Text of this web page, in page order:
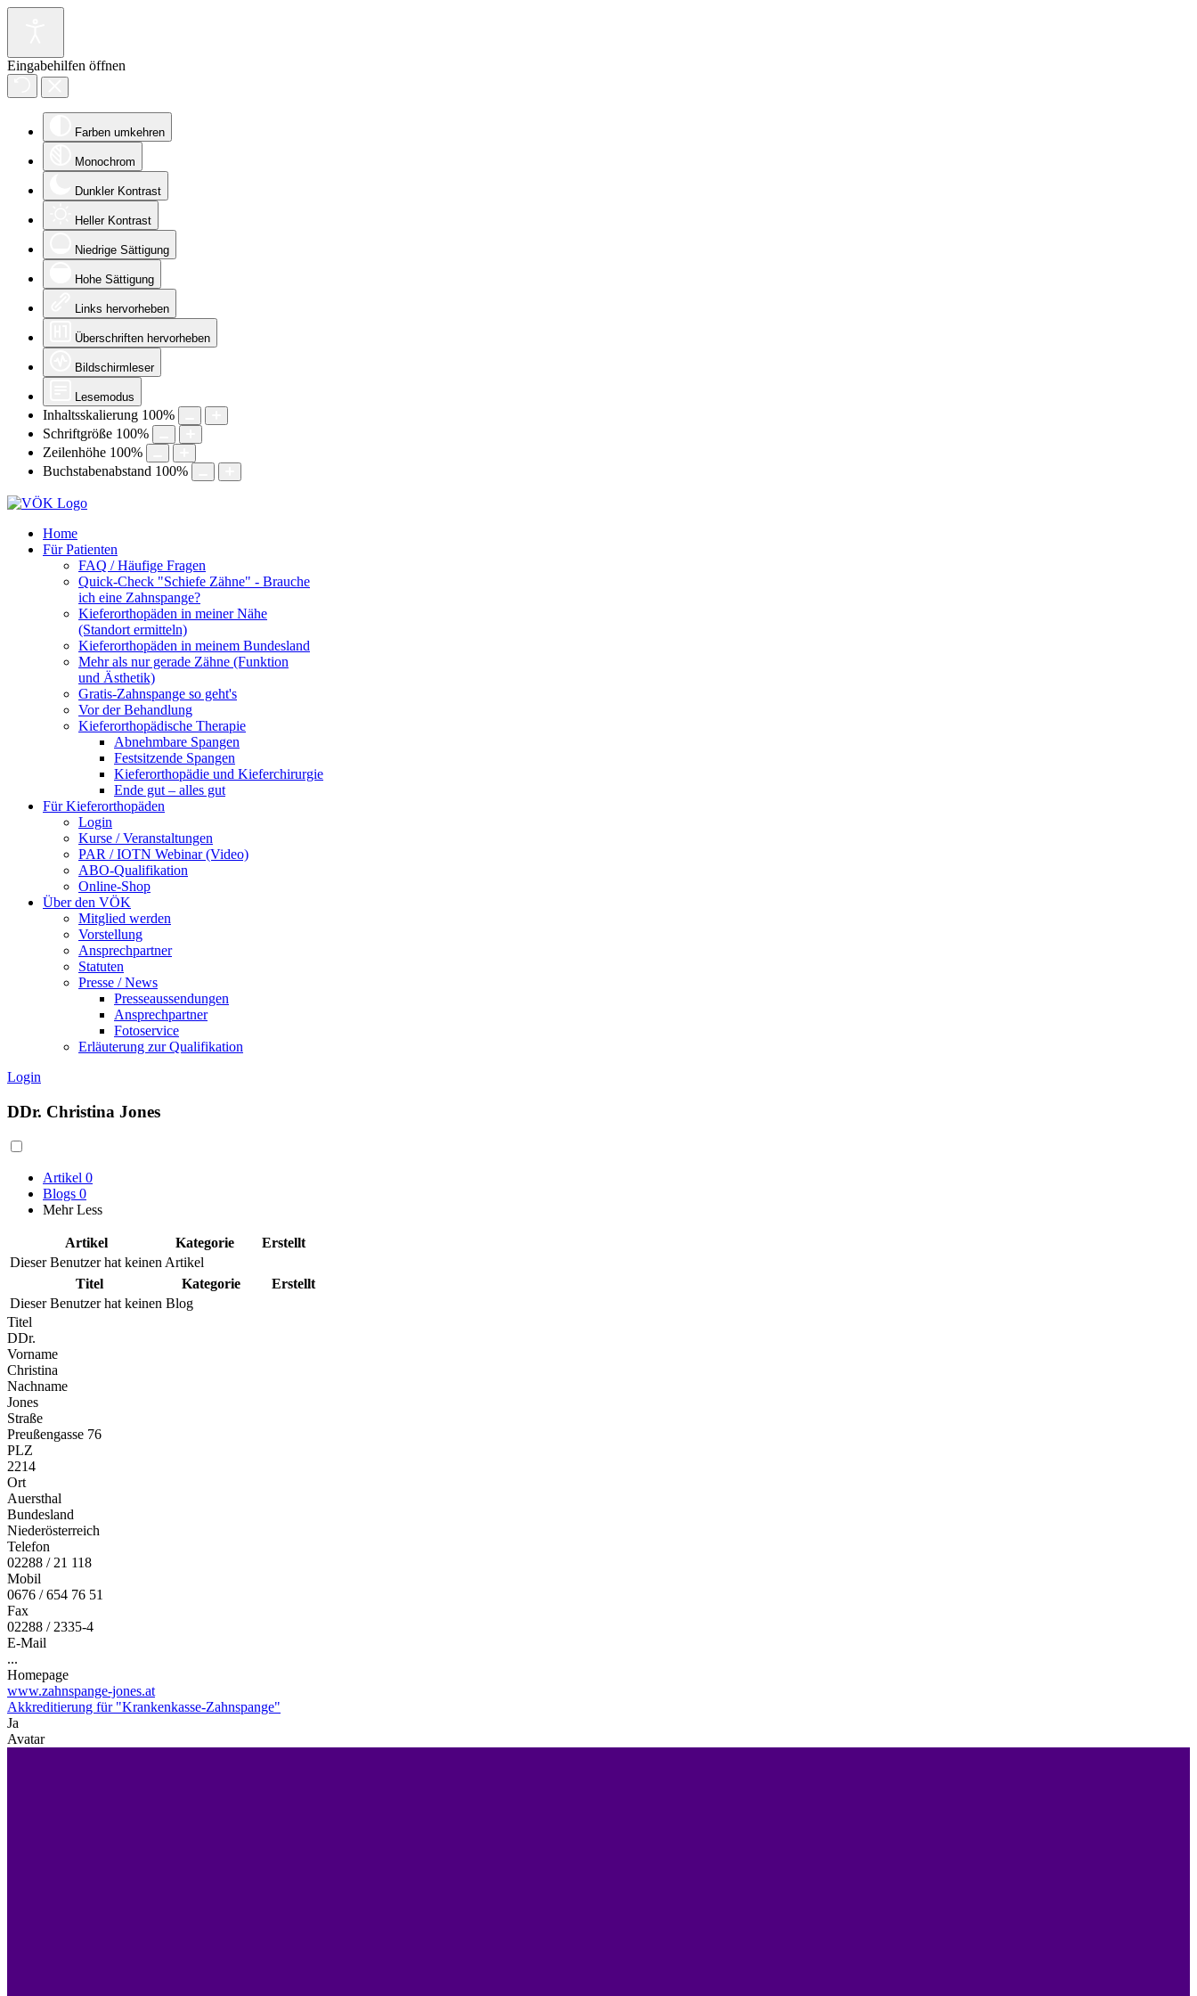
Eingabehilfen öffnen
Farben umkehren
Monochrom
Dunkler Kontrast
Heller Kontrast
Niedrige Sättigung
Hohe Sättigung
Links hervorheben
Überschriften hervorheben
Bildschirmleser
Lesemodus
Inhaltsskalierung 100%
Schriftgröße 100%
Zeilenhöhe 100%
Buchstabenabstand 100%
Home
Für Patienten
FAQ / Häufige Fragen
Quick-Check "Schiefe Zähne" - Brauche
ich eine Zahnspange?
Kieferorthopäden in meiner Nähe
(Standort ermitteln)
Kieferorthopäden in meinem Bundesland
Mehr als nur gerade Zähne (Funktion
und Ästhetik)
Gratis-Zahnspange so geht's
Vor der Behandlung
Kieferorthopädische Therapie
Abnehmbare Spangen
Festsitzende Spangen
Kieferorthopädie und Kieferchirurgie
Ende gut – alles gut
Für Kieferorthopäden
Login
Kurse / Veranstaltungen
PAR / IOTN Webinar (Video)
ABO-Qualifikation
Online-Shop
Über den VÖK
Mitglied werden
Vorstellung
Ansprechpartner
Statuten
Presse / News
Presseaussendungen
Ansprechpartner
Fotoservice
Erläuterung zur Qualifikation
Login
DDr. Christina Jones
Artikel 0
Blogs 0
Mehr Less
Artikel Kategorie
Erstellt
Dieser Benutzer hat keinen Artikel
Titel
Kategorie
Erstellt
Dieser Benutzer hat keinen Blog
Titel
DDr.
Vorname
Christina
Nachname
Jones
Straße
Preußengasse 76
PLZ
2214
Ort
Auersthal
Bundesland
Niederösterreich
Telefon
02288 / 21 118
Mobil
0676 / 654 76 51
Fax
02288 / 2335-4
E-Mail
...
Homepage
www.zahnspange-jones.at
Akkreditierung für "Krankenkasse-Zahnspange"
Ja
Avatar